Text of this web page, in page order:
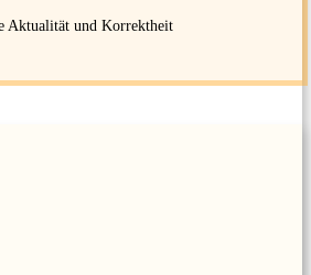
Aktualität und Korrektheit